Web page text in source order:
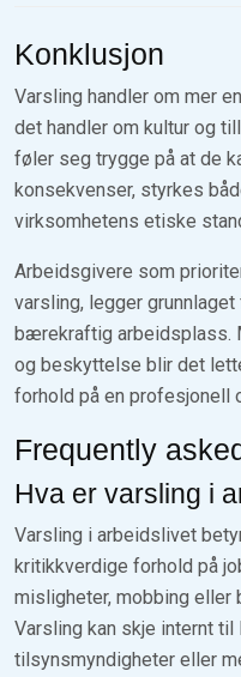
Konklusjon
Varsling handler om mer
det handler om kultur og
føler seg trygge på at de
konsekvenser, styrkes
virksomhetens etiske
Arbeidsgivere som
varsling, legger
bærekraftig arbeidsplass.
og beskyttelse blir det
forhold på en profesjonell
Frequently
Hva er varsling i
Varsling i arbeidslivet
kritikkverdige forhold på
misligheter, mobbing eller
Varsling kan skje internt
tilsynsmyndigheter eller